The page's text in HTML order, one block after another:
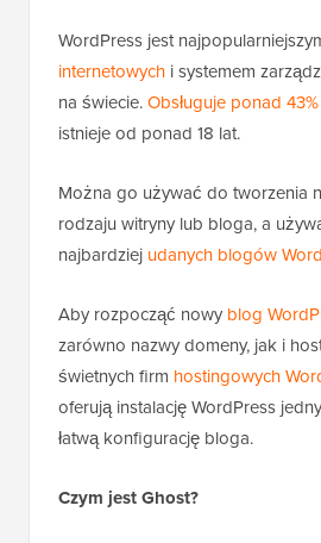
WordPress jest
internetowych i systemem
na świecie.Obsługuje ponad
istnieje od ponad 18 lat.
Można go używać do tworzenia
rodzaju witryny lub bloga, a
najbardziej udanych blogów
Aby rozpocząć nowy blog
zarówno nazwy domeny, jak i
świetnych firm hostingowych
oferują instalację WordPress
łatwą konfigurację bloga.
Czym jest Ghost?